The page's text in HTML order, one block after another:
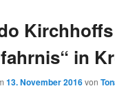
in
13. November 2016von